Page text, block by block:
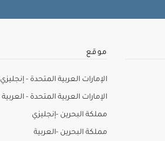
موقع
الإمارات العربية المتحدة - إنجليزي
الإمارات العربية المتحدة - العربية
مملكة البحرين -إنجليزي
مملكة البحرين -العربية